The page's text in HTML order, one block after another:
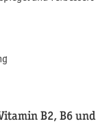
B2, B6 und